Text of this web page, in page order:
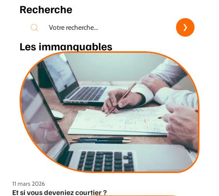
Recherche
Les immanquables
11 mars 2026
Et si vous deveniez courtier ?